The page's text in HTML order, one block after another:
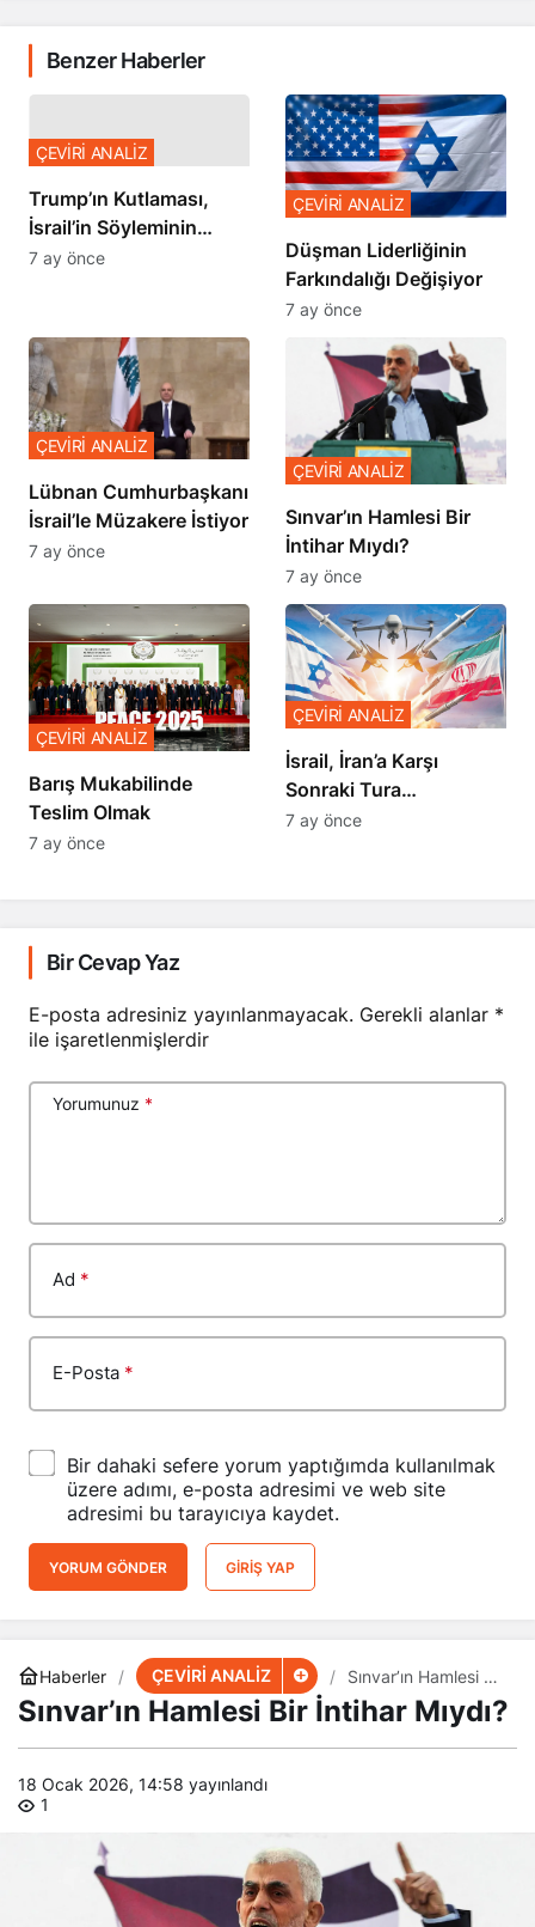
Benzer Haberler
Trump’ın Kutlaması,
İsrail’in Söyleminin
Teyidi
ÇEVİRİ ANALİZ
7 ay önce
Düşman Liderliğinin
Farkındalığı Değişiyor
ÇEVİRİ ANALİZ
7 ay önce
Lübnan Cumhurbaşkanı
İsrail’le Müzakere İstiyor
ÇEVİRİ ANALİZ
7 ay önce
Sınvar’ın Hamlesi Bir
İntihar Mıydı?
ÇEVİRİ ANALİZ
7 ay önce
Barış Mukabilinde
Teslim Olmak
ÇEVİRİ ANALİZ
7 ay önce
İsrail, İran’a Karşı
Sonraki Tura
Hazırlanıyor
ÇEVİRİ ANALİZ
7 ay önce
Bir Cevap Yaz
E-posta adresiniz yayınlanmayacak. Gerekli alanlar *
ile işaretlenmişlerdir
Yorumunuz *
Ad *
E-Posta *
Bir dahaki sefere yorum yaptığımda kullanılmak
üzere adımı, e-posta adresimi ve web site
adresimi bu tarayıcıya kaydet.
YORUM GÖNDER GIRIŞ YAP
Haberler ÇEVİRİ ANALİZ
Sınvar’ın Hamlesi Bir
İntihar Mıydı?
Sınvar’ın Hamlesi Bir İntihar Mıydı?
18 Ocak 2026, 14:58 yayınlandı
1